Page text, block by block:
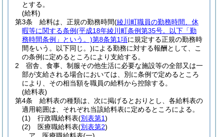
とする。
(給料)
第3条
給料は、正規の勤務時間(綾川町職員の勤務時間、休
暇等に関する条例(平成18年綾川町条例第35号。以下「勤
務時間条例」という。)第8条第1項に規定する正規の勤務時
間をいう。以下同じ。)による勤務に対する報酬として、こ
の条例に定めるところにより支給する。
2
宿舎、食事、制服その他生活に必要な施設等の全部又は一
部が支給される場合においては、別に条例で定めるところ
により、その相当額を職員の給料から控除する。
(給料表)
第4条
給料表の種類は、次に掲げるとおりとし、各給料表の
適用範囲は、それぞれ当該給料表に定めるところによる。
(1)
行政職給料表(別表第1)
(2)
医療職給料表(別表第2)